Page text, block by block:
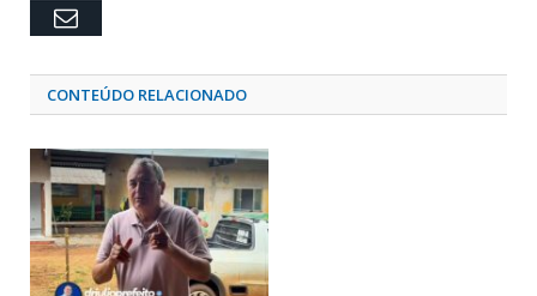
Email
CONTEÚDO RELACIONADO